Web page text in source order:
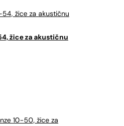
žice za akustičnu